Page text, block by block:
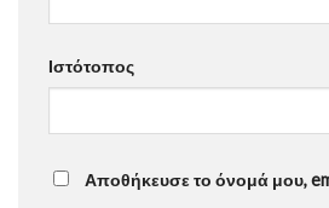
Ιστότοπος
Αποθήκευσε το όνομά μου,